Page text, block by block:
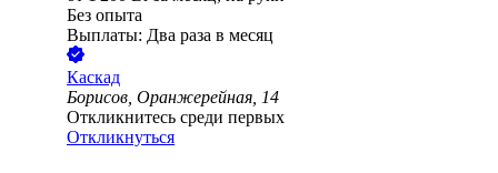
Без опыта
Выплаты: Два раза в месяц
Каскад
Борисов, Оранжерейная, 14
Откликнитесь среди первых
Откликнуться